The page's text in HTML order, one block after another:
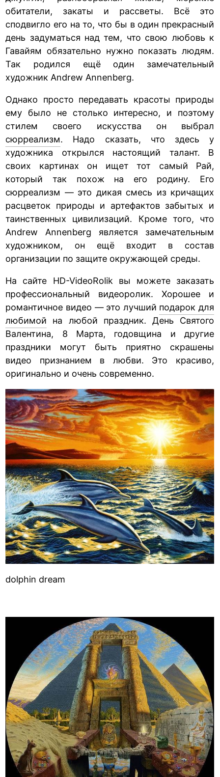
обитатели, закаты и рассветы. Всё это
сподвигло его на то, что бы в один прекрасный
день задуматься над тем, что свою любовь к
Гавайям обязательно нужно показать людям.
Так родился ещё один замечательный
художник Andrew Annenberg.
Однако просто передавать красоты природы
ему было не столько интересно, и поэтому
стилем своего искусства он выбрал
сюрреализм. Надо сказать, что здесь у
художника открылся настоящий талант. В
своих картинах он ищет тот самый Рай,
который так похож на его родину. Его
сюрреализм — это дикая смесь из кричащих
расцветок природы и артефактов забытых и
таинственных цивилизаций. Кроме того, что
Andrew Annenberg является замечательным
художником, он ещё входит в состав
организации по защите окружающей среды.
На сайте HD-VideoRolik вы можете заказать
профессиональный видеоролик. Хорошее и
романтичное видео — это лучший подарок для
любимой на любой праздник. День Святого
Валентина, 8 Марта, годовщина и другие
праздники могут быть приятно скрашены
видео признанием в любви. Это красиво,
оригинально и очень современно.
dolphin dream